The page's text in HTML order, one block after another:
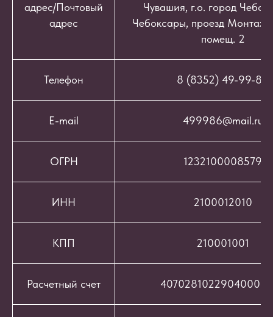
адрес/Почтовый
адрес
Чувашия, г.о. город
Чебоксары, проезд
помещ. 2
Телефон 8 (8352) 49-99-86
E-mail 499986@mail.ru
ОГРН 1232100008579
ИНН 2100012010
КПП 210001001
Расчетный счет